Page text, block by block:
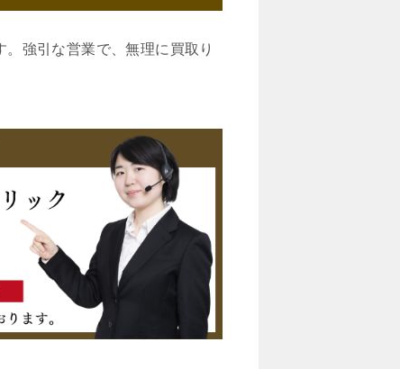
強引な営業で、無理に買取り